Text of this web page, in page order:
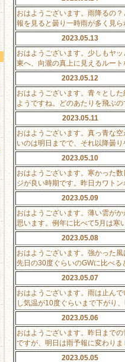
おはようございます。雨降るの
報を見ると曇り一時雨が多く見
2023.05.13
おはようございます。少しもヤ
東へ、向瀧の真上に見えるルー
2023.05.12
おはようございます。青々とし
ようですね。どのあたりを飛ぶ
2023.05.11
おはようございます。真っ青な
いのは明日までで、それ以降曇
2023.05.10
おはようございます。寒かった
ジが良い時期です。昨日カワト
2023.05.09
おはようございます。薄い雲が
思います。例年に比べて5月は寒
2023.05.08
おはようございます。強かった
先日の30度ぐらいのGWに比べ
2023.05.07
おはようございます。雨は止ん
し気温が10度ぐらいまで下がり
2023.05.06
おはようございます。昨日まで
ですが、明日は雨予報に変わり
2023.05.05